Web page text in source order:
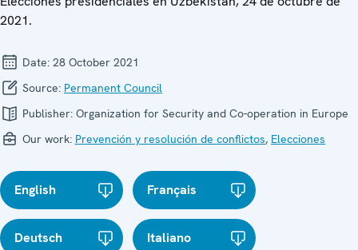
2021.
Date: 28 October 2021
Source: Permanent Council
Publisher: Organization for Security and Co-operation in Europe
Our work: Prevención y resolución de conflictos, Elecciones
English Français
Deutsch Italiano